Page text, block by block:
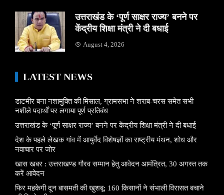
उत्तराखंड के ‘पूर्ण साक्षर राज्य’ बनने पर
केंद्रीय शिक्षा मंत्री ने दी बधाई
August 4, 2026
LATEST NEWS
डाटमीर बना नशामुक्ति की मिसाल, ग्रामसभा ने शराब-चरस समेत सभी
नशीले पदार्थों पर लगाया पूर्ण प्रतिबंध
उत्तराखंड के ‘पूर्ण साक्षर राज्य’ बनने पर केंद्रीय शिक्षा मंत्री ने दी बधाई
देश के पहले लेखक गांव में आयुर्वेद विशेषज्ञों का राष्ट्रीय मंथन, शोध और
नवाचार पर जोर
खास खबर : उत्तराखण्ड गौरव सम्मान हेतु आवेदन आमंत्रित, 30 अगस्त तक
करें आवेदन
फिर महकेगी दून बासमती की खुशबू: 160 किसानों ने संभाली विरासत बचाने